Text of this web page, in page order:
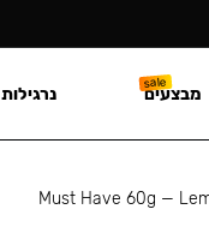
Must Have 60g —
מבצעים נרגילות